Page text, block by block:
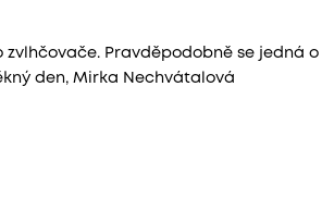
Pravděpodobně se jedná
den, Mirka Nechvátalová